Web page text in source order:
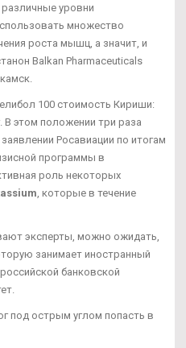
различные уровни
множество
роста мышц, а значит, и
Balkan Pharmaceuticals
100 стоимость Кириши:
В этом положении три раза
Росавиации по итогам
программы в
роль некоторых
, которые в течение
эксперты, можно ожидать,
занимает иностранный
банковской
под острым углом попасть в